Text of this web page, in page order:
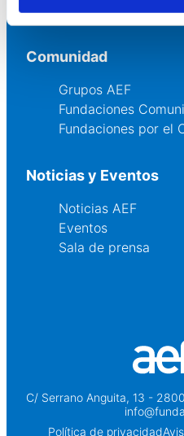
Convocatoria de
Comunidad
Grupos AEF
Fundaciones
Fundaciones por el
Noticias y Eventos
Noticias AEF
Eventos
Sala de prensa
C/ Serrano Anguita, 13 -
Política de privacidad